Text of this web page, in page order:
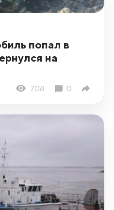
попал в
на
708 0